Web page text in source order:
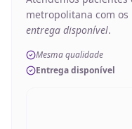
metropolitana com
entrega disponível.
Mesma qualidade
Entrega disponível